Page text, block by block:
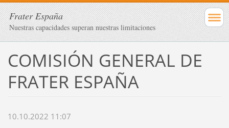
Frater España
Nuestras capacidades superan nuestras limitaciones
COMISIÓN GENERAL DE
FRATER ESPAÑA
10.10.2022 11:07